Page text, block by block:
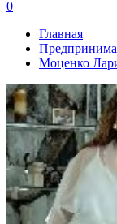
0
Главная
Моценко